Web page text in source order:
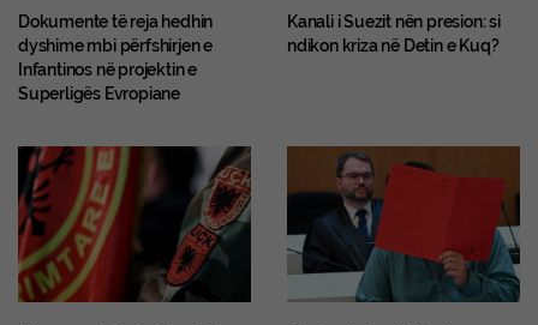
Dokumente të reja hedhin
dyshime mbi përfshirjen e
Infantinos në projektin e
Superligës Evropiane
Kanali i Suezit nën presion: si
ndikon kriza në Detin e Kuq?